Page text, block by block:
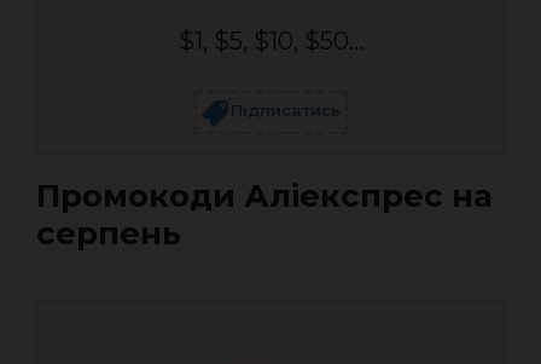
$1, $5, $10, $50...
Підписатись
Промокоди Аліекспрес на
серпень